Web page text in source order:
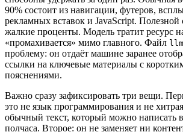
90% состоит из навигации, футеров,
рекламных вставок и JavaScript.
жалкие проценты. Модель тратит ресурс
«промахивается» мимо главного. Файл
проблему: он отдаёт машине заранее
ссылки на ключевые материалы с
пояснениями.
Важно сразу зафиксировать три вещи.
это не язык программирования и не
обычный текст, который можно написать
полчаса. Второе: он не заменяет ни